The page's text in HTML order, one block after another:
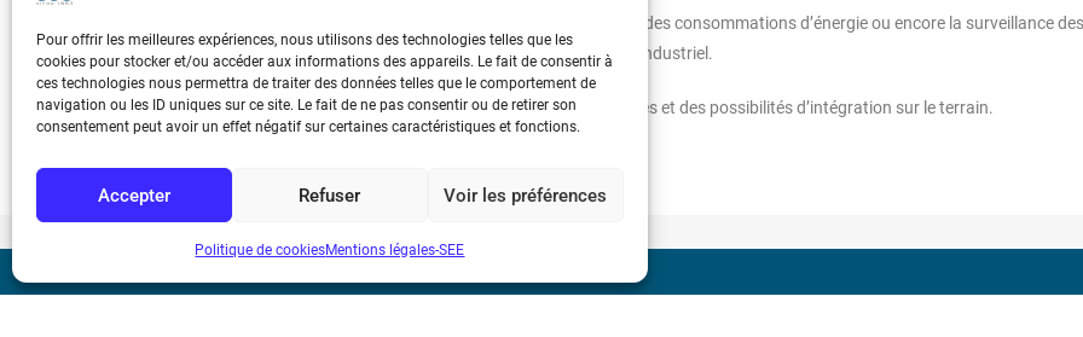
Pour offrir les meilleures expériences, nous utilisons des technologies telles que les
cookies pour stocker et/ou accéder aux informations des appareils. Le fait de consentir à
ces technologies nous permettra de traiter des données telles que le comportement de
navigation ou les ID uniques sur ce site. Le fait de ne pas consentir ou de retirer son
consentement peut avoir un effet négatif sur certaines caractéristiques et fonctions.
Accepter Refuser Voir les préférences
Politique de cookiesMentions légales-SEE
Pour une grande variété de problématiques industrielles, telles que la maîtrise des consommations d’énergie ou encore la surveillance des
machines tournantes, beaucoup d’espoirs se fondent sur les apports de l’IoT industriel.
La réalisation de ce potentiel dépend en grande partie des choix technologiques et des possibilités d’intégration sur le terrain.